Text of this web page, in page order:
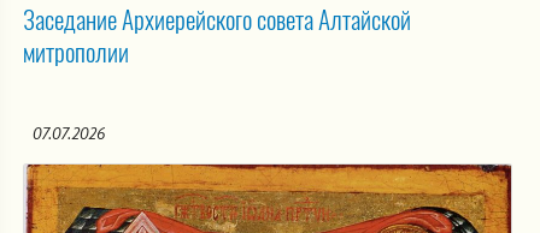
Заседание Архиерейского совета Алтайской
митрополии
07.07.2026